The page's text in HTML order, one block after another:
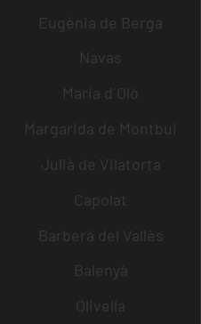
Eugènia de Berga
Navas
Maria d´Oló
Margarida de Montbui
Julià de Vilatorta
Capolat
Barberà del Vallès
Balenyà
Olivella